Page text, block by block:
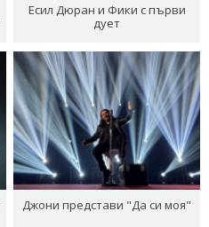
Есил Дюран и Фики с първи
дует
Джони представи "Да си моя"